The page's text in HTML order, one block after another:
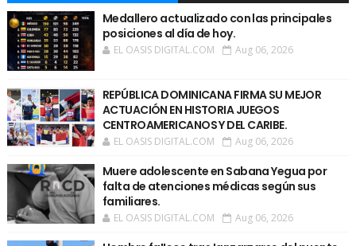
Medallero actualizado con las principales
posiciones al día de hoy.
EL OASIS DIGITAL.COM Aug 06, 2026
REPÚBLICA DOMINICANA FIRMA SU MEJOR
ACTUACIÓN EN HISTORIA JUEGOS
CENTROAMERICANOS Y DEL CARIBE.
EL OASIS DIGITAL.COM Aug 06, 2026
Muere adolescente en Sabana Yegua por
falta de atenciones médicas según sus
familiares.
EL OASIS DIGITAL.COM Aug 06, 2026